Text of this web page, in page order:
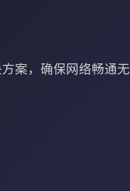
案，确保网络畅通无